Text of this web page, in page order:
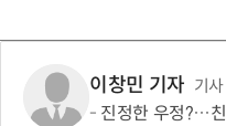
이창민 기자 기사
진정한 우정?…친구 구